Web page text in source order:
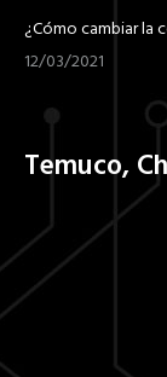
¿Cómo cambiar la
12/03/2021
Temuco,